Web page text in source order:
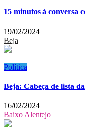
15 minutos à conversa
19/02/2024
Beja
Política
Beja: Cabeça de lista
16/02/2024
Baixo Alentejo